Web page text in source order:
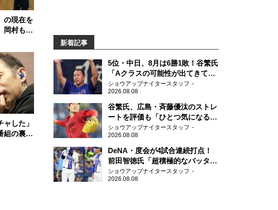
の現在を
岡村も今
した」
組の裏側
新着記事
5位・中日、8月は6勝1敗！谷繁氏
「Aクラスの可能性が出てきてい
ますね」
ショウアップナイタースタッフ
2026.08.08
谷繁氏、広島・斉藤優汰のストレ
ートを評価も「ひとつ気になるこ
とが…」
ショウアップナイタースタッフ
2026.08.08
DeNA・度会が4試合連続打点！
前田智徳氏「超積極的なバッター
はチャンスに強い」
ショウアップナイタースタッフ
2026.08.08